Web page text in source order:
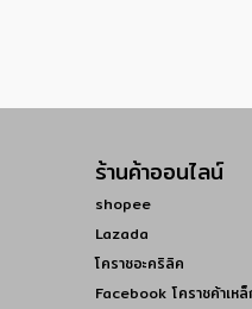
ร้านค้าออนไลน์
shopee
Lazada
โคราชอะคริลิค
Facebook โคราชค้าเห